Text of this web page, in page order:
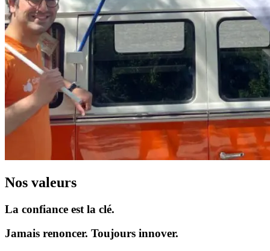
Nos valeurs
La confiance est la clé.
Jamais renoncer. Toujours innover.